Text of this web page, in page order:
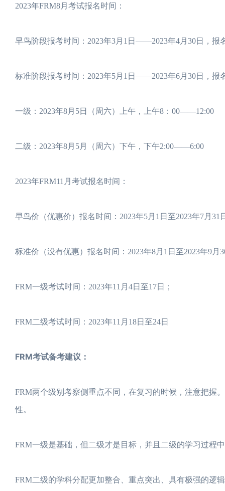
2023年FRM8月考试报名时间：
早鸟阶段报考时间：2023年3月1日——2023年4月30日，报
标准阶段报考时间：2023年5月1日——2023年6月30日，报
一级：2023年8月5日（周六）上午，上午8：00——12:00
二级：2023年8月5月（周六）下午，下午2:00——6:00
2023年FRM11月考试报名时间：
早鸟价（优惠价）报名时间：2023年5月1日至2023年7月31
标准价（没有优惠）报名时间：2023年8月1日至2023年9月
FRM一级考试时间：2023年11月4日至17日；
FRM二级考试时间：2023年11月18日至24日
FRM考试备考建议：
FRM两个级别考察侧重点不同，在复习的时候，注意把握
性。
FRM一级是基础，但二级才是目标，并且二级的学习过程
FRM二级的学科分配更加整合、重点突出、具有极强的逻